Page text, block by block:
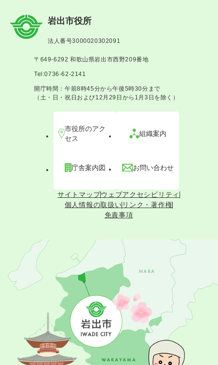
岩出市役所
法人番号3000020302091
〒649-6292 和歌山県岩出市西野209番地
Tel:0736-62-2141
開庁時間：午前8時45分から午後5時30分まで
（土・日・祝日および12月29日から1月3日を除く）
市役所のアク
セス
組織案内
庁舎案内図 お問い合わせ
サイトマップウェブアクセシビリティ
個人情報の取扱い リンク・著作権
免責事項